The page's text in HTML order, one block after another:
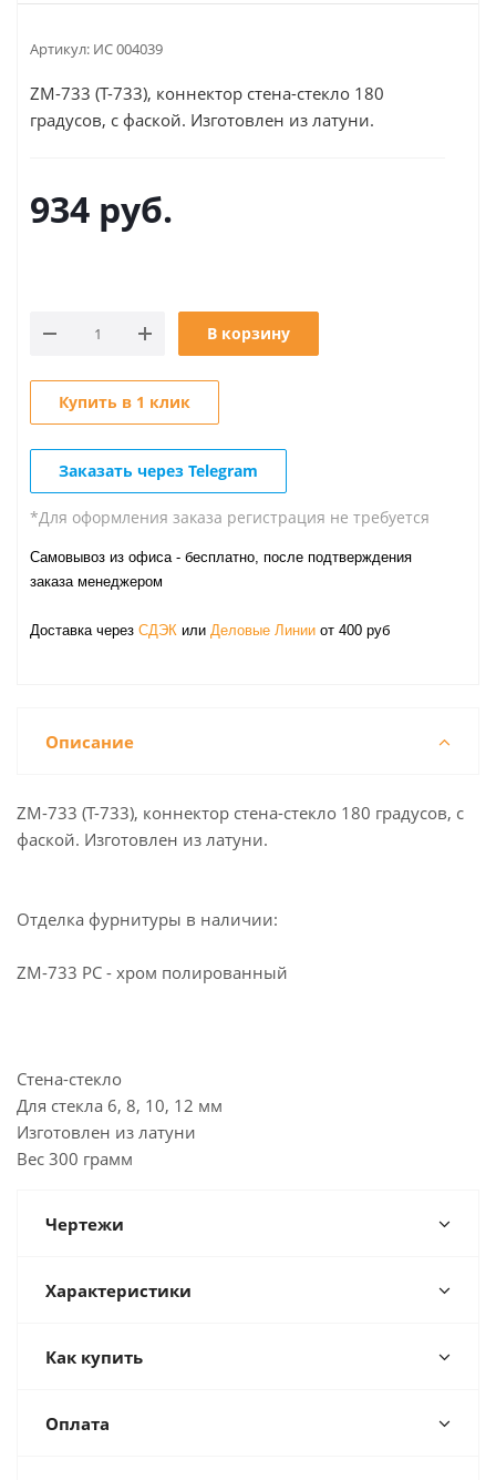
Артикул: ИС 004039
ZM-733 (T-733), коннектор стена-стекло 180
градусов, с фаской. Изготовлен из латуни.
934 руб.
В корзину
Купить в 1 клик
Заказать через Telegram
*Для оформления заказа регистрация не требуется
Самовывоз из офиса - бесплатно, после подтверждения
заказа менеджером
Доставка через СДЭК или Деловые Линии от 400 руб
Описание
ZM-733 (T-733), коннектор стена-стекло 180 градусов, с
фаской. Изготовлен из латуни.
Отделка фурнитуры в наличии:
ZM-733 PC - хром полированный
Cтена-стекло
Для стекла 6, 8, 10, 12 мм
Изготовлен из латуни
Вес 300 грамм
Чертежи
Характеристики
Как купить
Оплата